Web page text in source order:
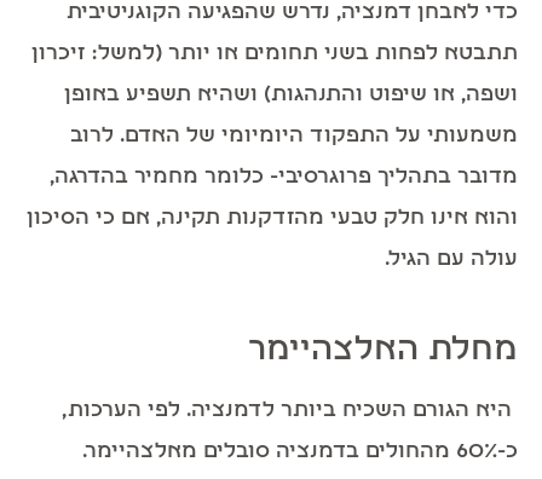
כדי לאבחן דמנציה, נדרש שהפגיעה הקוגניטיבית
תתבטא לפחות בשני תחומים או יותר (למשל: זיכרון
ושפה, או שיפוט והתנהגות) ושהיא תשפיע באופן
משמעותי על התפקוד היומיומי של האדם. לרוב
מדובר בתהליך פרוגרסיבי- כלומר מחמיר בהדרגה,
והוא אינו חלק טבעי מהזדקנות תקינה, אם כי הסיכון
עולה עם הגיל.
מחלת האלצהיימר
היא הגורם השכיח ביותר לדמנציה. לפי הערכות,
כ-60% מהחולים בדמנציה סובלים מאלצהיימר.